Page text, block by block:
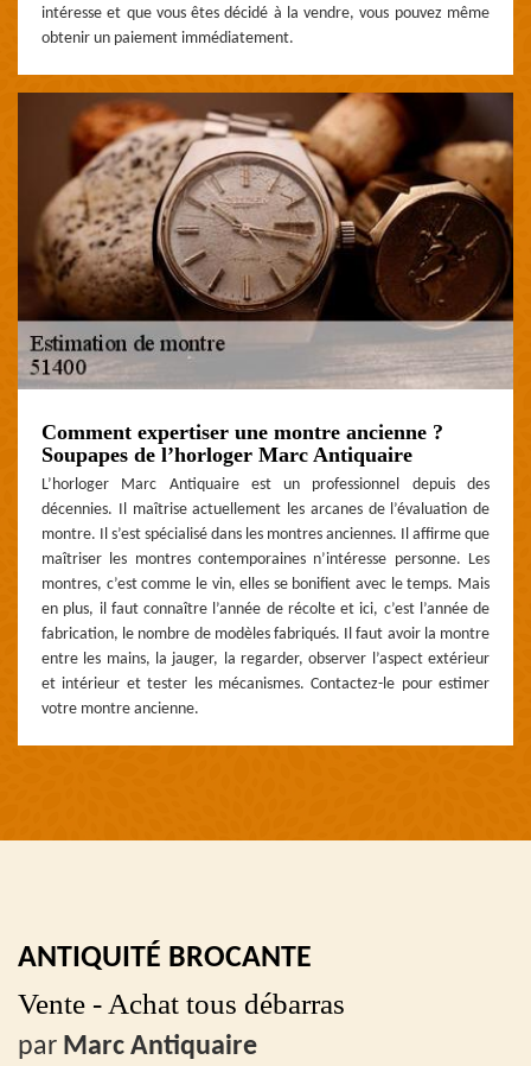
intéresse et que vous êtes décidé à la vendre, vous pouvez même
obtenir un paiement immédiatement.
Comment expertiser une montre ancienne ?
Soupapes de l’horloger Marc Antiquaire
L’horloger Marc Antiquaire est un professionnel depuis des
décennies. Il maîtrise actuellement les arcanes de l’évaluation de
montre. Il s’est spécialisé dans les montres anciennes. Il affirme que
maîtriser les montres contemporaines n’intéresse personne. Les
montres, c’est comme le vin, elles se bonifient avec le temps. Mais
en plus, il faut connaître l’année de récolte et ici, c’est l’année de
fabrication, le nombre de modèles fabriqués. Il faut avoir la montre
entre les mains, la jauger, la regarder, observer l’aspect extérieur
et intérieur et tester les mécanismes. Contactez-le pour estimer
votre montre ancienne.
ANTIQUITÉ BROCANTE
Vente - Achat tous débarras
par Marc Antiquaire